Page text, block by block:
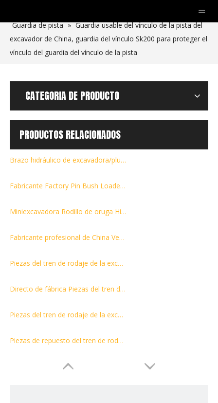
Guardia de pista » Guardia usable del vínculo de la pista del
excavador de China, guardia del vínculo Sk200 para proteger el
vínculo del guardia del vínculo de la pista
CATEGORIA DE PRODUCTO
PRODUCTOS RELACIONADOS
Brazo hidráulico de excavadora/pluma/cilindro de cucharón
Fabricante Factory Pin Bush Loader Bulldozer Excavator Parts Boom Bucket 80mm Pin&Bush
Miniexcavadora Rodillo de oruga Hitachi Construction Machinery Parts EX100 Rodillos inferiores
Fabricante profesional de China Venta al por mayor Cubo de excavadora tipo roca personalizado para cubo Komatsu PC300
Piezas del tren de rodaje de la excavadora PC300 Conjunto de eslabones de oruga Zapata de oruga/ensamblaje de cadena
Directo de fábrica Piezas del tren de rodaje de la excavadora Bastidor de rodillos inferiores Ensamblaje de la excavadora Portador superior EX100 Rodillo superior
Piezas del tren de rodaje de la excavadora Eslabón de la cadena Rodillo de cadena Rueda dentada Rodillo superior R35Z Rodillo de cadena SF
Piezas de repuesto del tren de rodaje de maquinaria PC200 Rodillos inferiores/inferiores